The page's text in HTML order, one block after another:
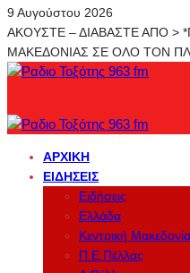
9 Αυγούστου 2026
ΑΚΟΥΣΤΕ – ΔΙΑΒΑΣΤΕ ΑΠΟ >
ΜΑΚΕΔΟΝΙΑΣ ΣΕ ΟΛΟ ΤΟΝ
ΑΡΧΙΚΉ
ΕΙΔΉΣΕΙΣ
Ειδήσεις
Ελλάδα
Κεντρική Μακεδονία
Π.Ε.Πέλλας